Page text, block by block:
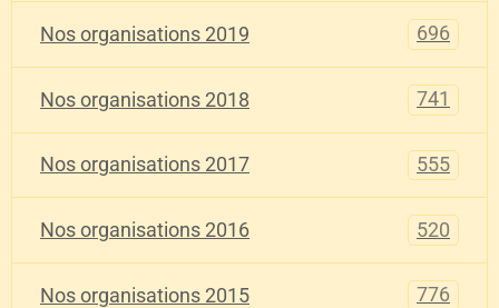
Nos organisations 2019 696
Nos organisations 2018 741
Nos organisations 2017 555
Nos organisations 2016 520
Nos organisations 2015 776